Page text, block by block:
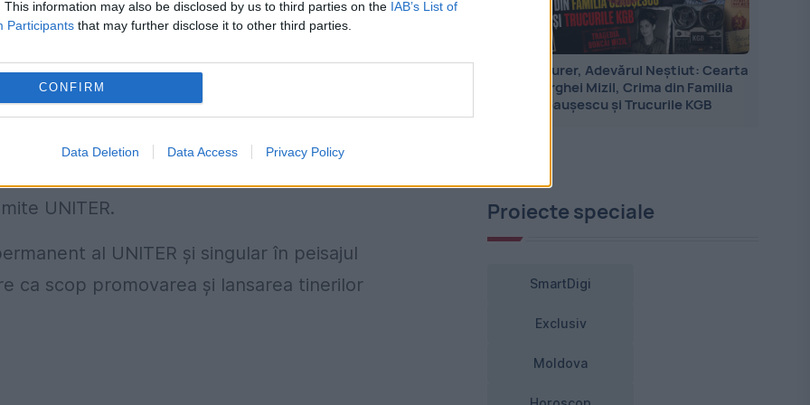
This information may also be disclosed by us to third parties on the IAB’s List of
Participants that may further disclose it to other third parties.
CONFIRM
Data Deletion Data Access Privacy Policy
şi pe contul oficial de YouTube al
competiţiei şi votaţi!
aspiră la trofeul HOP.
lumea nebună a jocului şi a tinereţii.
UNITER.
al UNITER şi singular în peisajul
ca scop promovarea şi lansarea tinerilor
Jean Maurer, Adevărul Neștiut: Cearta
cu Serghei Mizil, Crima din Familia
Ceaușescu și Trucurile KGB
Proiecte speciale
SmartDigi
Exclusiv
Moldova